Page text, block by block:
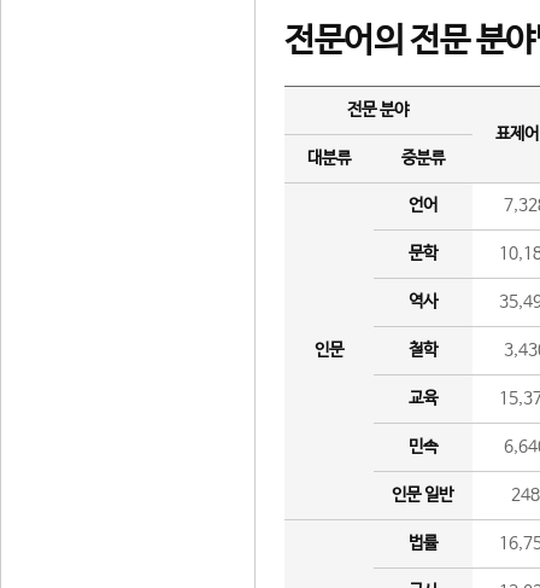
전문어의 전문 분
전문 분야
표제
대분류
중분류
인문
언어
문학
역사
철학
교육
민속
인문 일반 248
법률